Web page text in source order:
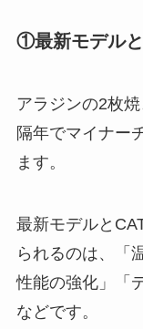
①最新モデル
アラジンの2枚
隔年でマイナー
ます。
最新モデルと
られるのは、「
性能の強化」「
などです。